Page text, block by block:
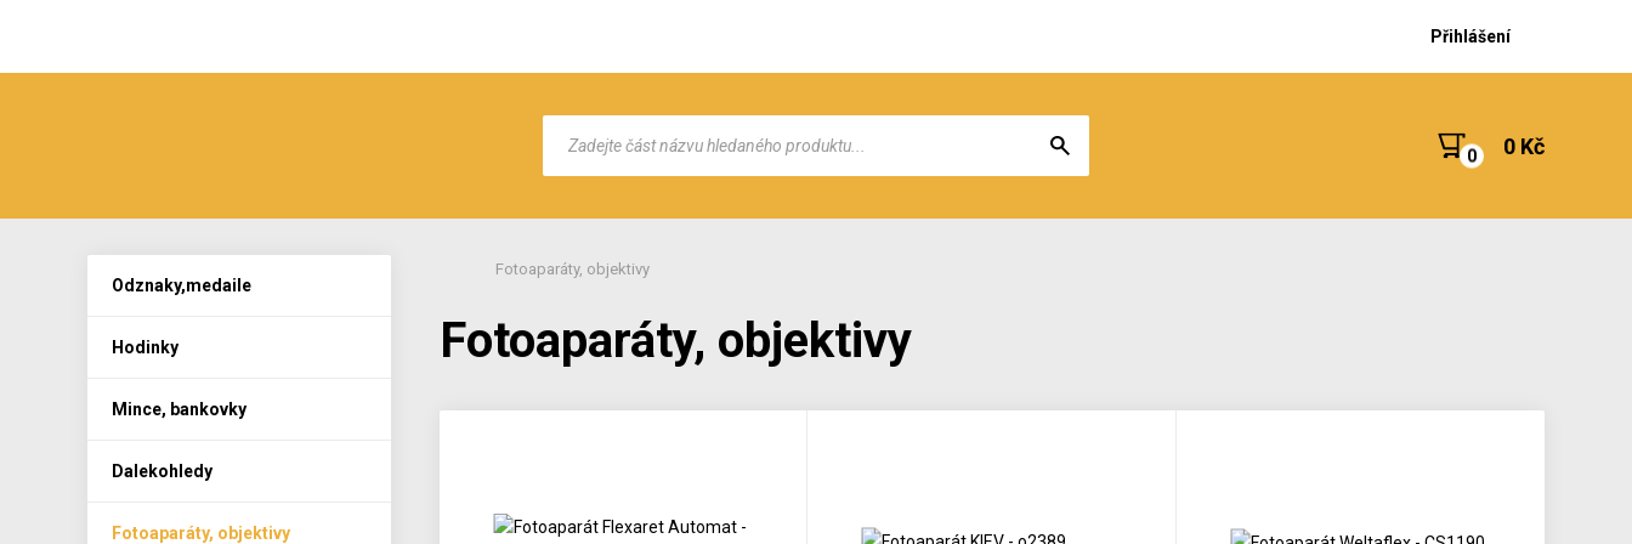
Přihlášení
0 Kč
Fotoaparáty, objektivy
Fotoaparáty, objektivy
Odznaky,medaile
Hodinky
Mince, bankovky
Dalekohledy
Fotoaparáty, objektivy